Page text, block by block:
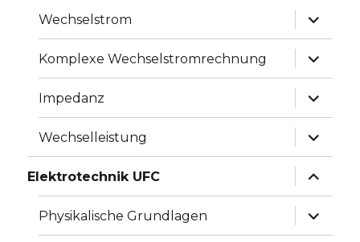
Wechselstrom
Komplexe Wechselstromrechnung
Impedanz
Wechselleistung
Elektrotechnik UFC
Physikalische Grundlagen